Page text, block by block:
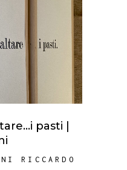
pasti |
RICCARDO